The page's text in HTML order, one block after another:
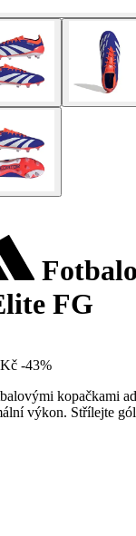
FG
-43%
kopačkami
výkon. Střílejte